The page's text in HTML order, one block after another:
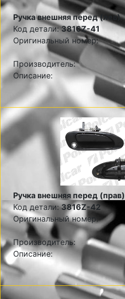
Ручка внешняя перед (лев)
Код детали:3816Z-41
Оригинальный номер:
Производитель:
Описание:
Ручка внешняя перед (прав)
Код детали:3816Z-42
Оригинальный номер:
Производитель:
Описание: